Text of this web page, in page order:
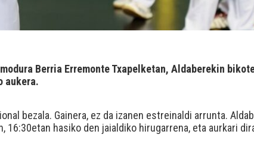
Berria Erremonte Txapelketan, Aldaberekin
aukera.
bezala. Gainera, ez da izanen estreinaldi arrunta.
hasiko den jaialdiko hirugarrena, eta aurkari